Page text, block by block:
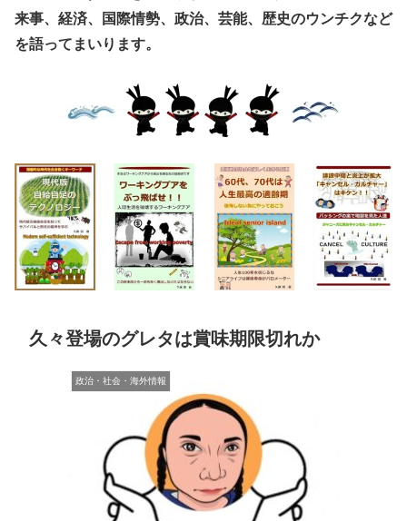
来事、経済、国際情勢、政治、芸能、歴史のウンチクなど
を語ってまいります。
久々登場のグレタは賞味期限切れか
政治・社会・海外情報